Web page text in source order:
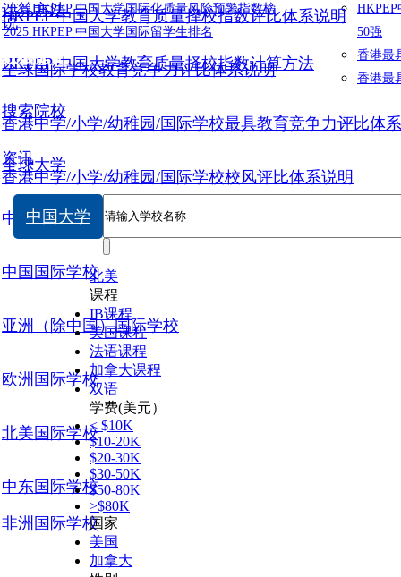
2025 HKPEP 中国大学国际化质量风险预警指数榜
2025 HKPEP 中国大学国际留学生排名
50强
香港最
香港最
说
HKPEP 中国大学教育质量择校指数评比体系说明
全球国际学校教育竞争力评比体系说明
香港中学/小学/幼稚园/国际学校最具教育竞争力评比体
香港中学/小学/幼稚园/国际学校校风评比体系说明
计算方法
HKPEP 中国大学教育质量择校指数计算方法
数据提交
搜索院校
全球大学
中国大学
中国国际学校
亚洲（除中国）国际学校
欧洲国际学校
北美国际学校
中东国际学校
非洲国际学校
资讯
中国大学
北美
课程
IB课程
美国课程
法语课程
加拿大课程
双语
学费(美元）
< $10K
$10-20K
$20-30K
$30-50K
$50-80K
>$80K
国家
美国
加拿大